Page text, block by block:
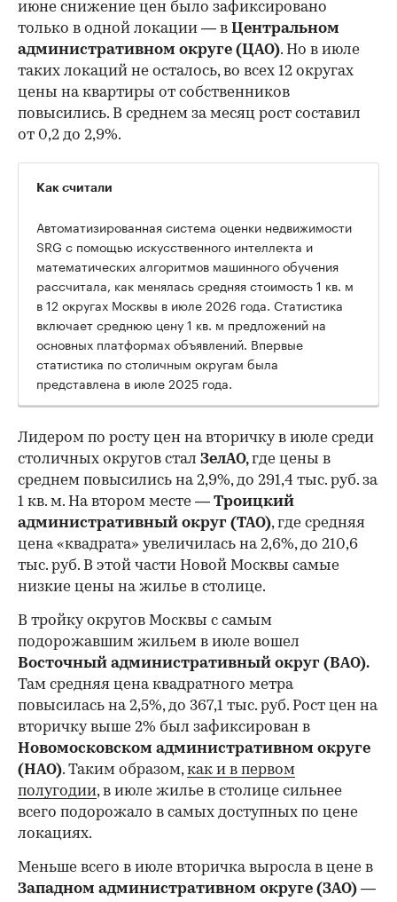
июне снижение цен было зафиксировано
только в одной локации — в Центральном
административном округе (ЦАО). Но в июле
таких локаций не осталось, во всех 12 округах
цены на квартиры от собственников
повысились. В среднем за месяц рост составил
от 0,2 до 2,9%.
Как считали
Автоматизированная система оценки недвижимости
SRG с помощью искусственного интеллекта и
математических алгоритмов машинного обучения
рассчитала, как менялась средняя стоимость 1 кв. м
в 12 округах Москвы в июле 2026 года. Статистика
включает среднюю цену 1 кв. м предложений на
основных платформах объявлений. Впервые
статистика по столичным округам была
представлена в июле 2025 года.
Лидером по росту цен на вторичку в июле среди
столичных округов стал ЗелАО,где цены в
среднем повысились на 2,9%, до 291,4 тыс. руб. за
1 кв. м. На втором месте — Троицкий
административный округ (ТАО), где средняя
цена «квадрата» увеличилась на 2,6%, до 210,6
тыс. руб. В этой части Новой Москвы самые
низкие цены на жилье в столице.
В тройку округов Москвы с самым
подорожавшим жильем в июле вошел
Восточный административный округ (ВАО).
Там средняя цена квадратного метра
повысилась на 2,5%, до 367,1 тыс. руб. Рост цен на
вторичку выше 2% был зафиксирован в
Новомосковском административном округе
(НАО). Таким образом,как и в первом
полугодии, в июле жилье в столице сильнее
всего подорожало в самых доступных по цене
локациях.
Меньше всего в июле вторичка выросла в цене в
Западном административном округе (ЗАО) —